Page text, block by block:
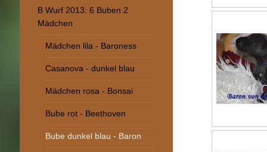
B Wurf 2013: 6 Buben 2
Mädchen
Mädchen lila - Baroness
Casanova - dunkel blau
Mädchen rosa - Bonsai
Bube rot - Beethoven
Bube dunkel blau - Baron